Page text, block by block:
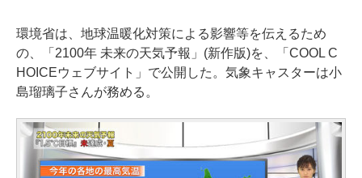
環境省は、地球温暖化対策による影響等を伝えるため
の、「2100年 未来の天気予報」(新作版)を、「COOL C
HOICEウェブサイト」で公開した。気象キャスターは小
島瑠璃子さんが務める。